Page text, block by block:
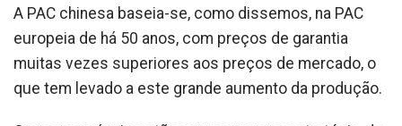
A PAC chinesa baseia-se, como dissemos, na PAC
europeia de há 50 anos, com preços de garantia
muitas vezes superiores aos preços de mercado, o
que tem levado a este grande aumento da produção.